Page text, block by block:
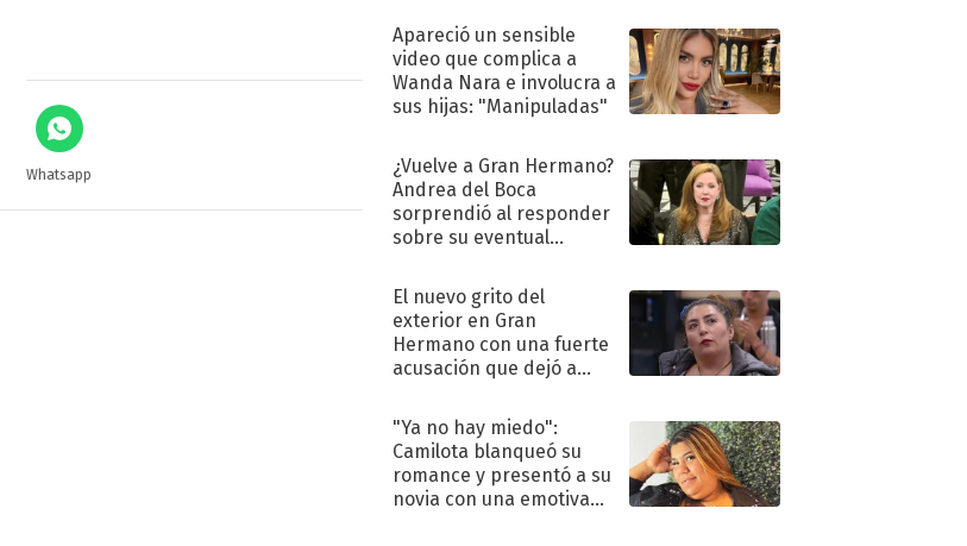
Whatsapp
Apareció un sensible
video que complica a
Wanda Nara e involucra a
sus hijas: "Manipuladas"
¿Vuelve a Gran Hermano?
Andrea del Boca
sorprendió al responder
sobre su eventual
El nuevo grito del
exterior en Gran
Hermano con una fuerte
acusación que dejó a
"Traidora"
"Ya no hay miedo":
Camilota blanqueó su
romance y presentó a su
novia con una emotiva